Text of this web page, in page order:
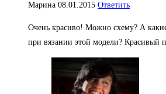
Марина 08.01.2015 Ответить
Очень красиво! Можно схему? А
при вязании этой модели? Красивый